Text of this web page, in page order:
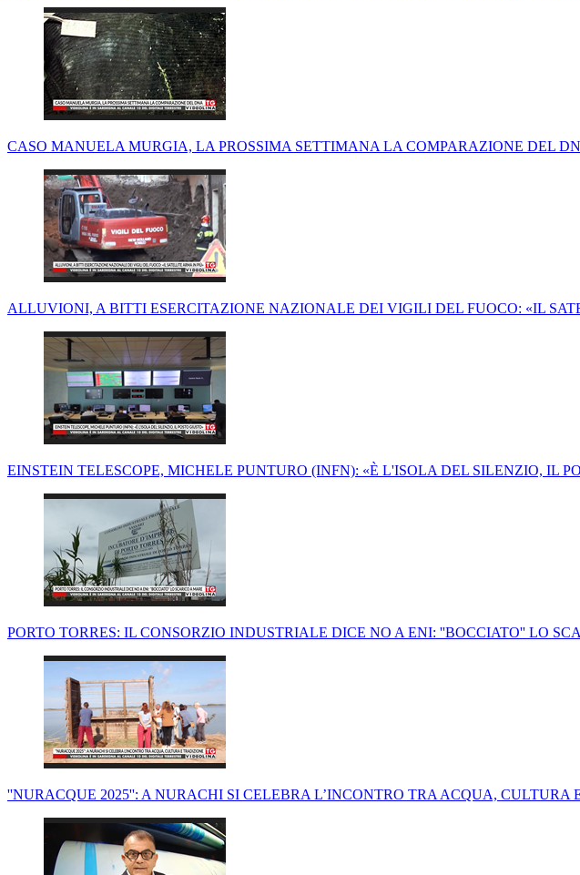
CASO MANUELA MURGIA, LA PROSSIMA SETTIMANA LA COMPARAZIONE DEL
ALLUVIONI, A BITTI ESERCITAZIONE NAZIONALE DEI VIGILI DEL FUOCO: «IL
EINSTEIN TELESCOPE, MICHELE PUNTURO (INFN): «È L'ISOLA DEL SILENZIO, IL
PORTO TORRES: IL CONSORZIO INDUSTRIALE DICE NO A ENI: ''BOCCIATO'' LO
''NURACQUE 2025'': A NURACHI SI CELEBRA L’INCONTRO TRA ACQUA, CULTURA